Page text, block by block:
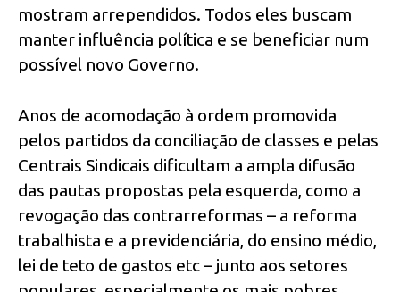
mostram arrependidos. Todos eles buscam
manter influência política e se beneficiar num
possível novo Governo.
Anos de acomodação à ordem promovida
pelos partidos da conciliação de classes e pelas
Centrais Sindicais dificultam a ampla difusão
das pautas propostas pela esquerda, como a
revogação das contrarreformas – a reforma
trabalhista e a previdenciária, do ensino médio,
lei de teto de gastos etc – junto aos setores